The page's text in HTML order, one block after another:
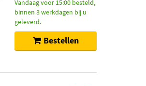
Vandaag voor 15:00 besteld,
binnen 3 werkdagen bij u
geleverd.
Bestellen